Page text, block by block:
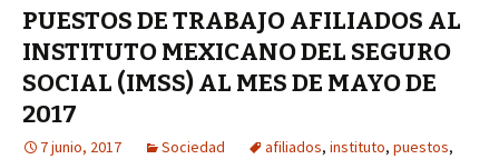
PUESTOS DE TRABAJO AFILIADOS AL
INSTITUTO MEXICANO DEL SEGURO
SOCIAL (IMSS) AL MES DE MAYO DE
2017
7 junio, 2017 Sociedad afiliados, instituto, puestos,